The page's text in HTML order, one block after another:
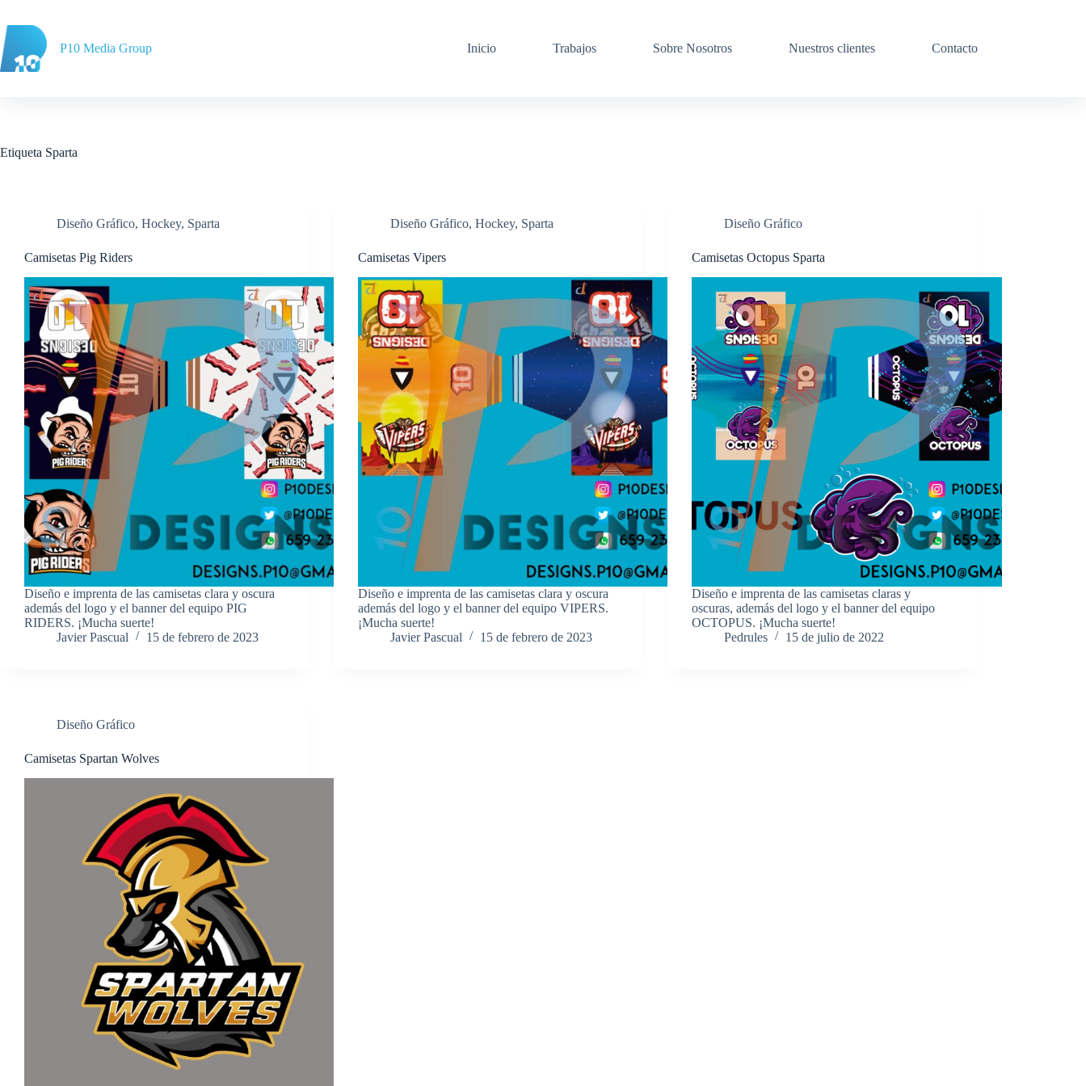
contenido
P10 Media Group
Inicio Trabajos Sobre Nosotros Nuestros clientes Contacto
Etiqueta Sparta
Diseño Gráfico, Hockey, Sparta
Camisetas Pig Riders
Diseño e imprenta de las camisetas clara y oscura
además del logo y el banner del equipo PIG
RIDERS. ¡Mucha suerte!
Javier Pascual
15 de febrero de 2023
Diseño Gráfico,Hockey, Sparta
Camisetas Vipers
Diseño e imprenta de las camisetas clara y oscura
además del logo y el banner del equipo VIPERS.
¡Mucha suerte!
Javier Pascual
15 de febrero de 2023
Diseño Gráfico
Camisetas Octopus Sparta
Diseño e imprenta de las camisetas claras y
oscuras, además del logo y el banner del equipo
OCTOPUS. ¡Mucha suerte!
Pedrules
15 de julio de 2022
Diseño Gráfico
Camisetas Spartan Wolves